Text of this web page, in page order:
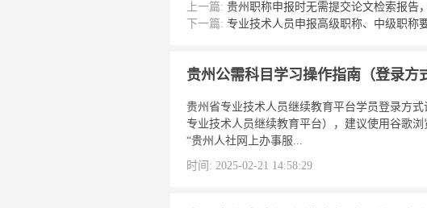
上一篇:贵州职称申报时无需提交论文检索报告
下一篇:专业技术人员申报高级职称、中级职称
贵州公需科目学习操作指南（登录方
贵州省专业技术人员继续教育平台学员登录方
专业技术人员继续教育平台），建议使用谷歌
“贵州人社网上办事服...
时间: 2025-02-21 14:58:29